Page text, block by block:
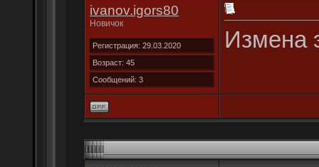
ivanov.igors80
Новичок
Регистрация: 29.03.2020
Возраст: 45
Сообщений: 3
Измена